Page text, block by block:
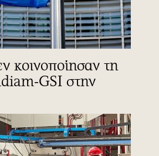
κοινοποίησαν τη
GSI στην